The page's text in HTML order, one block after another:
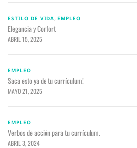
ESTILO DE VIDA, EMPLEO
Elegancia y Confort
ABRIL 15, 2025
EMPLEO
Saca esto ya de tu currículum!
MAYO 21, 2025
EMPLEO
Verbos de acción para tu currículum.
ABRIL 3, 2024